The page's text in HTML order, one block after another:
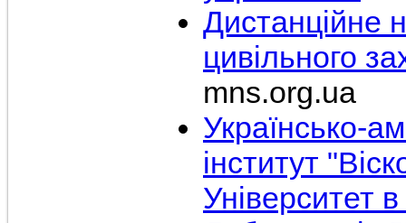
Дистанційне
цивільного
mns.org.ua
Українсько-
інститут
Університет в